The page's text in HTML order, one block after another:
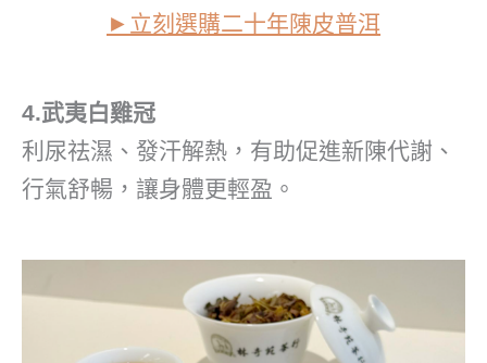
►立刻選購二十年陳皮普洱
4.武夷白雞冠
利尿祛濕、發汗解熱，有助促進新陳代謝、
行氣舒暢，讓身體更輕盈。